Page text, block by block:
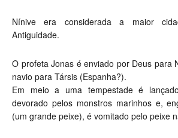
Nínive era considerada a maior
Antiguidade.
O profeta Jonas é enviado por Deus para
navio para Társis (Espanha?).
Em meio a uma tempestade é
devorado pelos monstros marinhos e,
(um grande peixe), é vomitado pelo peixe